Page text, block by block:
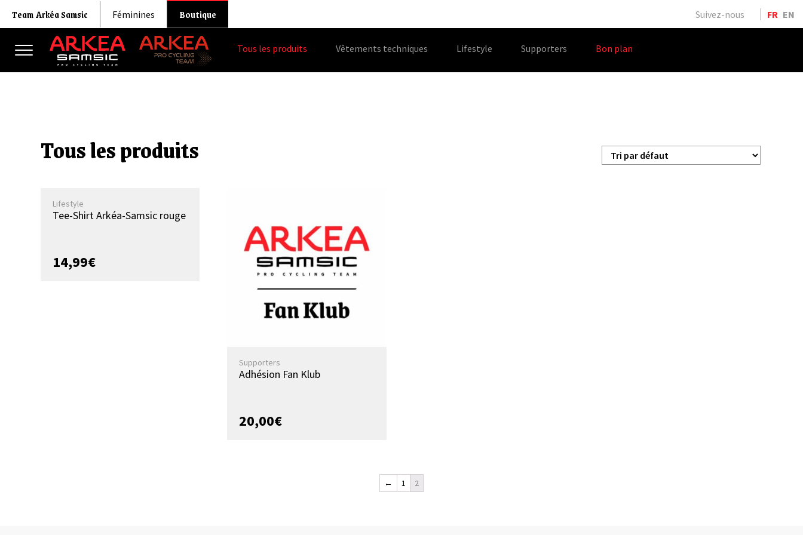
Team Arkéa Samsic Féminines Boutique Suivez-nous FR EN
Tous les produits Vêtements techniques Lifestyle Supporters Bon plan
Tous les produits
Lifestyle
Tee-Shirt Arkéa-Samsic rouge
14,99€
Supporters
Adhésion Fan Klub
20,00€
← 1 2